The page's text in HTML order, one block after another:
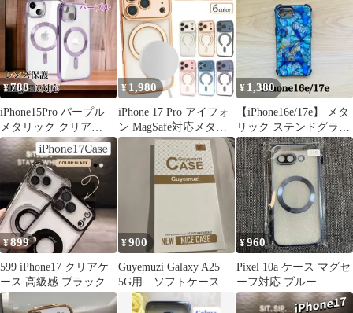
¥788
iPhone15Pro パープル
メタリック クリア
MagSafe対応 スマホ
¥1,980
iPhone 17 Pro アイフォ
ン MagSafe対応メタリ
ックソフトケース
¥ 1,380
【iPhone16e/17e】 メタ
リック ステンドグラス
風 ブラックフレーム
¥899
599 iPhone17 クリアケ
ース 高級感 ブラックフ
レーム スタンド
¥900
Guyemuzi Galaxy A25
5G用 ソフトケース
ゴールド
¥960
Pixel 10a ケース マグセ
ーフ対応 ブルー